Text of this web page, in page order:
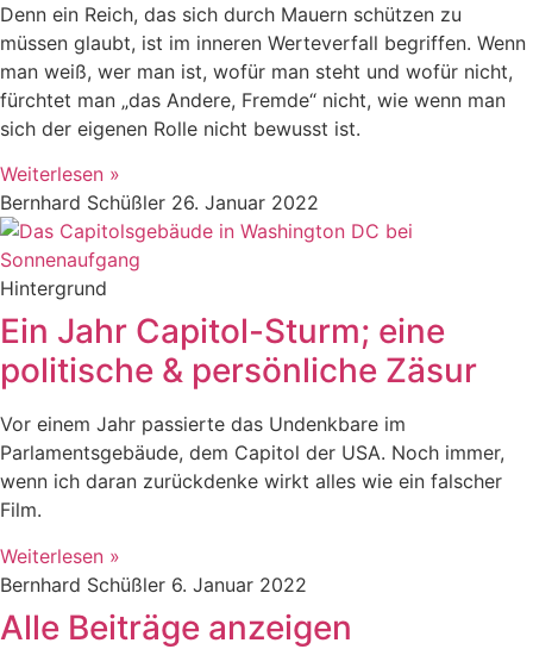
Denn ein Reich, das sich durch Mauern schützen zu
müssen glaubt, ist im inneren Werteverfall begriffen. Wenn
man weiß, wer man ist, wofür man steht und wofür nicht,
fürchtet man „das Andere, Fremde“ nicht, wie wenn man
sich der eigenen Rolle nicht bewusst ist.
Weiterlesen »
Bernhard Schüßler 26. Januar 2022
Hintergrund
Ein Jahr Capitol-Sturm; eine
politische & persönliche Zäsur
Vor einem Jahr passierte das Undenkbare im
Parlamentsgebäude, dem Capitol der USA. Noch immer,
wenn ich daran zurückdenke wirkt alles wie ein falscher
Film.
Weiterlesen »
Bernhard Schüßler 6. Januar 2022
Alle Beiträge anzeigen